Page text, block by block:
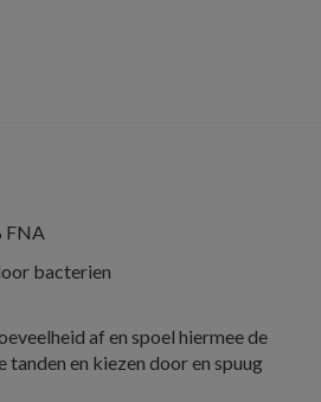
FNA
bacterien
af en spoel hiermee de
tanden en kiezen door en spuug